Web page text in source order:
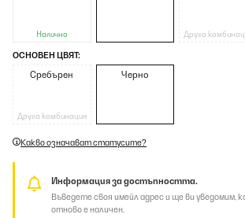
Налично Друга
ОСНОВЕН ЦВЯТ:
Сребърен
Друга комбинация
Черно
Какво означават статусите?
Информация за достъпността.
Въведете своя имейл адрес и ще ви уведомим,
отново е наличен.